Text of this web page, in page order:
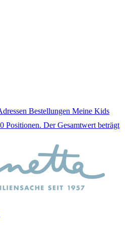
Bestellungen Meine Kids
Positionen. Der Gesamtwert beträgt